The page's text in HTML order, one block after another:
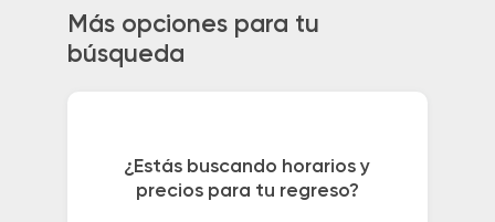
Más opciones para tu
búsqueda
¿Estás buscando horarios y
precios para tu regreso?